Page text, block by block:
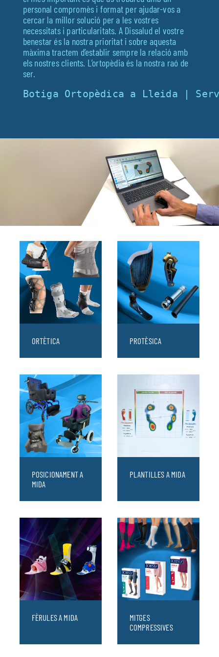
Fisioteràpia
Geriatria
Medicina
Ortopèdia
personal compromès i format per ajudar-vos a
cercar la millor solució per a les vostres
necessitats i particularitats. A Dissalud el vostre
benestar és la nostra prioritat i sobre aquesta
màxima tractem d’establir sempre la relació amb
els nostres clients. L’ortopèdia és la nostra raó de
ser.
Botiga Ortopèdica a Lleida |
ORTÈTICA PROTÈSICA
POSICIONAMENT A
MIDA
PLANTILLES A MIDA
FÈRULES A MIDA
MITGES
COMPRESSIVES